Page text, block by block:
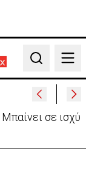
Search
με το Ιράν